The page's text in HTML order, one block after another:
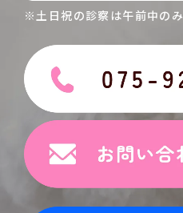
※土日祝の診察は午前中のみ